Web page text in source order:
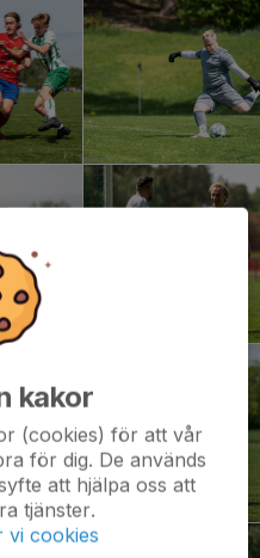
kakor
(cookies) för att vår
för dig. De används
att hjälpa oss att
tjänster.
vi cookies